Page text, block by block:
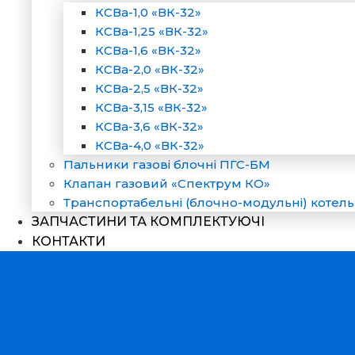
КСВа-1,0 «ВК-32»
КСВа-1,25 «ВК-32»
КСВа-1,6 «ВК-32»
КСВа-2,0 «ВК-32»
КСВа-2,5 «ВК-32»
КСВа-3,15 «ВК-32»
КСВа-3,6 «ВК-32»
КСВа-4,0 «ВК-32»
Пальники газові блочні ПГС-БМ
Клапан газовий «Спектрум КО»
Транспортабельні (блочно-модульні)
ЗАПЧАСТИНИ ТА КОМПЛЕКТУЮЧІ
КОНТАКТИ